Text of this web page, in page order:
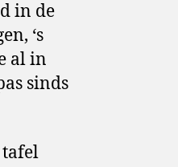
in de
‘s
al in
sinds
tafel